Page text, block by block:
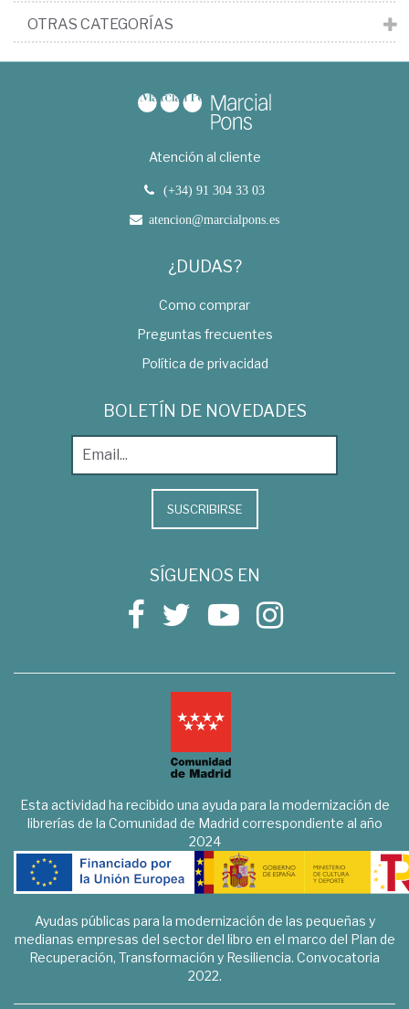
OTRAS CATEGORÍAS
Atención al cliente
(+34) 91 304 33 03
atencion@marcialpons.es
¿DUDAS?
Como comprar
Preguntas frecuentes
Política de privacidad
BOLETÍN DE NOVEDADES
SUSCRIBIRSE
SÍGUENOS EN
Esta actividad ha recibido una ayuda para la modernización de
librerías de la Comunidad de Madrid correspondiente al año
2024
Ayudas públicas para la modernización de las pequeñas y
medianas empresas del sector del libro en el marco del Plan de
Recuperación, Transformación y Resiliencia. Convocatoria
2022.